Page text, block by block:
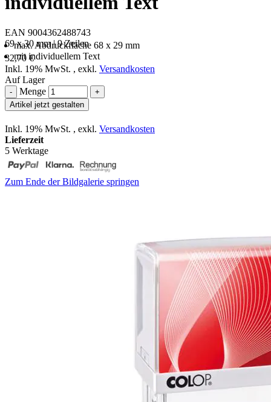
EAN 9004362488743
69 x 30 mm | 9 Zeilen
max. Abdruckfläche 68 x 29 mm
mit individuellem Text
32,70 €
Inkl. 19% MwSt. , exkl. Versandkosten
Auf Lager
- Menge
+
Artikel jetzt gestalten
Inkl. 19% MwSt. , exkl. Versandkosten
Lieferzeit
5 Werktage
Zum Ende der Bildgalerie springen